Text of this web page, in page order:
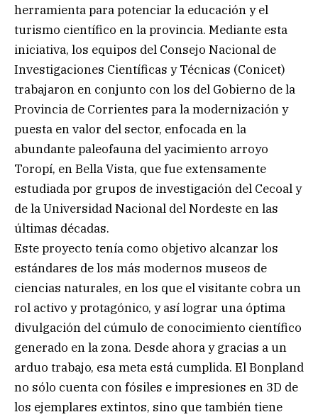
herramienta para potenciar la educación y el
turismo científico en la provincia. Mediante esta
iniciativa, los equipos del Consejo Nacional de
Investigaciones Científicas y Técnicas (Conicet)
trabajaron en conjunto con los del Gobierno de la
Provincia de Corrientes para la modernización y
puesta en valor del sector, enfocada en la
abundante paleofauna del yacimiento arroyo
Toropí, en Bella Vista, que fue extensamente
estudiada por grupos de investigación del Cecoal y
de la Universidad Nacional del Nordeste en las
últimas décadas.
Este proyecto tenía como objetivo alcanzar los
estándares de los más modernos museos de
ciencias naturales, en los que el visitante cobra un
rol activo y protagónico, y así lograr una óptima
divulgación del cúmulo de conocimiento científico
generado en la zona. Desde ahora y gracias a un
arduo trabajo, esa meta está cumplida. El Bonpland
no sólo cuenta con fósiles e impresiones en 3D de
los ejemplares extintos, sino que también tiene